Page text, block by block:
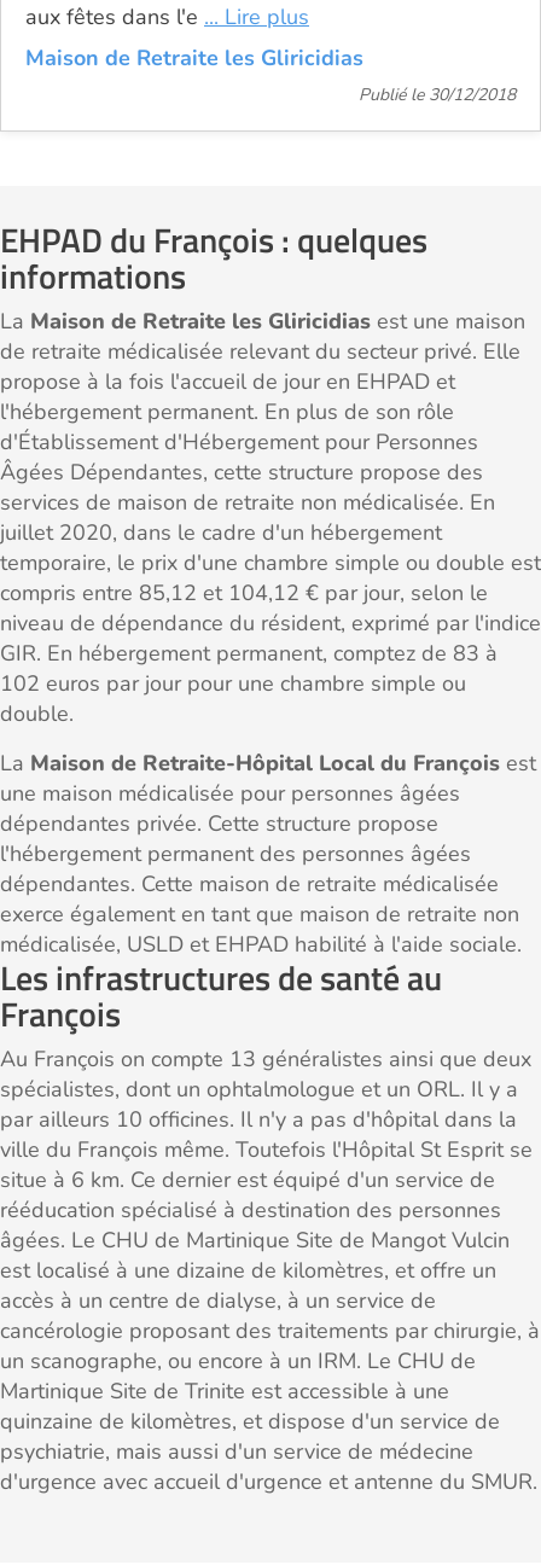
aux fêtes dans l'e ... Lire plus
Maison de Retraite les Gliricidias
Publié le 30/12/2018
EHPAD du François : quelques
informations
La Maison de Retraite les Gliricidias est une maison
de retraite médicalisée relevant du secteur privé. Elle
propose à la fois l'accueil de jour en EHPAD et
l'hébergement permanent. En plus de son rôle
d'Établissement d'Hébergement pour Personnes
Âgées Dépendantes, cette structure propose des
services de maison de retraite non médicalisée. En
juillet 2020, dans le cadre d'un hébergement
temporaire, le prix d'une chambre simple ou double est
compris entre 85,12 et 104,12 € par jour, selon le
niveau de dépendance du résident, exprimé par l'indice
GIR. En hébergement permanent, comptez de 83 à
102 euros par jour pour une chambre simple ou
double.
La Maison de Retraite-Hôpital Local du François est
une maison médicalisée pour personnes âgées
dépendantes privée. Cette structure propose
l'hébergement permanent des personnes âgées
dépendantes. Cette maison de retraite médicalisée
exerce également en tant que maison de retraite non
médicalisée, USLD et EHPAD habilité à l'aide sociale.
Les infrastructures de santé au
François
Au François on compte 13 généralistes ainsi que deux
spécialistes, dont un ophtalmologue et un ORL. Il y a
par ailleurs 10 officines. Il n'y a pas d'hôpital dans la
ville du François même. Toutefois l'Hôpital St Esprit se
situe à 6 km. Ce dernier est équipé d'un service de
rééducation spécialisé à destination des personnes
âgées. Le CHU de Martinique Site de Mangot Vulcin
est localisé à une dizaine de kilomètres, et offre un
accès à un centre de dialyse, à un service de
cancérologie proposant des traitements par chirurgie, à
un scanographe, ou encore à un IRM. Le CHU de
Martinique Site de Trinite est accessible à une
quinzaine de kilomètres, et dispose d'un service de
psychiatrie, mais aussi d'un service de médecine
d'urgence avec accueil d'urgence et antenne du SMUR.